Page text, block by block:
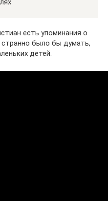
есть упоминания о
было бы думать,
детей.